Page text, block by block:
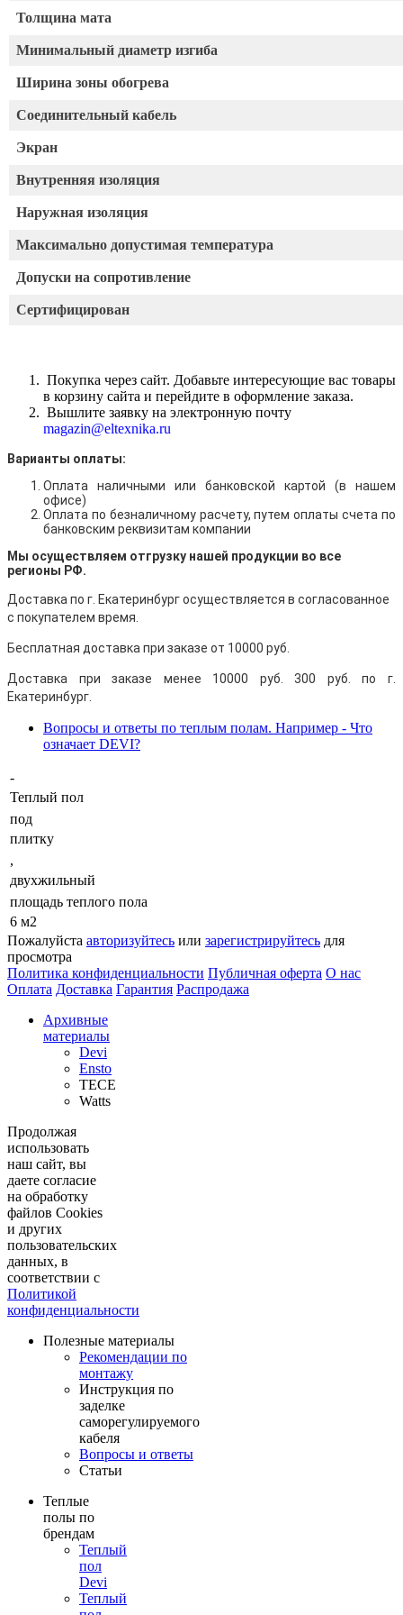
Толщина мата
Минимальный диаметр изгиба
Ширина зоны обогрева
Соединительный кабель
Экран
Внутренняя изоляция
Наружная изоляция
Максимально допустимая температура
Допуски на сопротивление
Сертифицирован
Покупка через сайт. Добавьте интересующие вас товары
в корзину сайта и перейдите в оформление заказа.
Вышлите заявку на электронную почту
magazin@eltexnika.ru
Варианты оплаты:
Оплата наличными или банковской картой (в нашем
офисе)
Оплата по безналичному расчету, путем оплаты счета по
банковским реквизитам компании
Мы осуществляем отгрузку нашей продукции во все
регионы РФ.
Доставка по г. Екатеринбург осуществляется в согласованное
с покупателем время.
Бесплатная доставка при заказе от 10000 руб.
Доставка при заказе менее 10000 руб. 300 руб. по г.
Екатеринбург.
Вопросы и ответы по теплым полам. Например - Что
означает DEVI?
-
Теплый пол
под
плитку
,
двухжильный
площадь теплого пола
6 м2
Пожалуйста авторизуйтесь или зарегистрируйтесь для
просмотра
Политика конфиденциальности Публичная оферта О нас
Оплата Доставка Гарантия Распродажа
Архивные
материалы
Devi
Ensto
TECE
Watts
Продолжая
использовать
наш сайт, вы
даете согласие
на обработку
файлов Cookies
и других
пользовательских
данных, в
соответствии с
Политикой
конфиденциальности
Полезные материалы
Рекомендации по
монтажу
Инструкция по
заделке
саморегулируемого
кабеля
Вопросы и ответы
Статьи
Теплые
полы по
брендам
Теплый
пол
Devi
Теплый